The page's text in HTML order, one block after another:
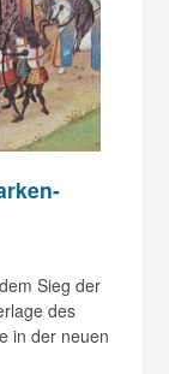
Sieg der
des
in der neuen